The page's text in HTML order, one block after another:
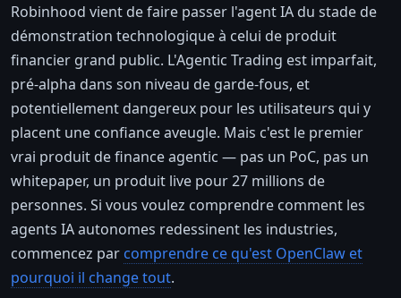
Robinhood vient de faire passer l'agent IA du stade de
démonstration technologique à celui de produit
financier grand public. L'Agentic Trading est imparfait,
pré-alpha dans son niveau de garde-fous, et
potentiellement dangereux pour les utilisateurs qui y
placent une confiance aveugle. Mais c'est le premier
vrai produit de finance agentic — pas un PoC, pas un
whitepaper, un produit live pour 27 millions de
personnes. Si vous voulez comprendre comment les
agents IA autonomes redessinent les industries,
commencez par comprendre ce qu'est OpenClaw et
pourquoi il change tout.